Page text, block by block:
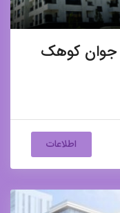
جوان کوهک
اطلاعات